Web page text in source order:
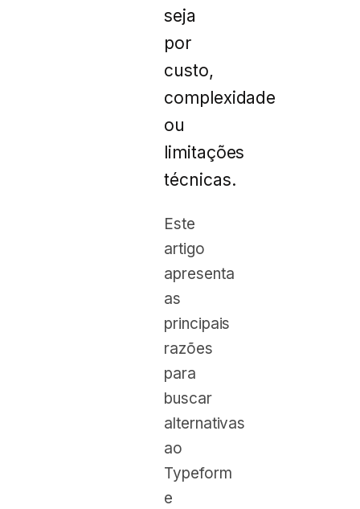
seja
por
custo,
complexidade
ou
limitações
técnicas.
Este
artigo
apresenta
as
principais
razões
para
buscar
alternativas
ao
Typeform
e